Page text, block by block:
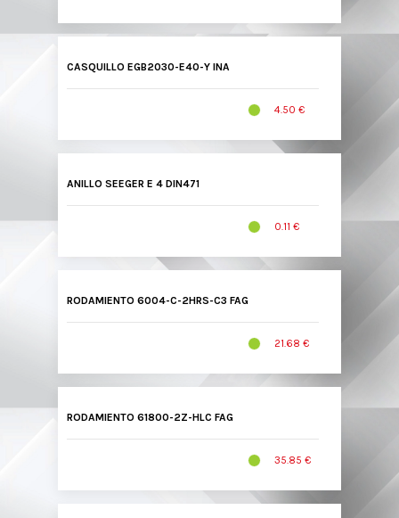
CASQUILLO EGB2030-E40-Y INA
4.50 €
ANILLO SEEGER E 4 DIN471
0.11 €
RODAMIENTO 6004-C-2HRS-C3 FAG
21.68 €
RODAMIENTO 61800-2Z-HLC FAG
35.85 €